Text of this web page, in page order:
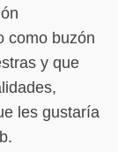
como buzón
y que
les gustaría